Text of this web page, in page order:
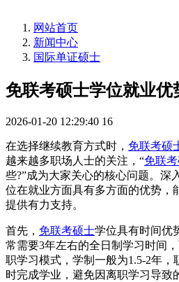
网站首页
新闻中心
国际单证硕士
免联考硕士学位就业优
2026-01-20 12:29:40 16
在选择继续教育方式时， 免联考硕
越来越多职场人士的关注，“免联
些?”成为大家关心的核心问题。深
位在就业方面具有多方面的优势，
提供有力支持。
首先， 免联考硕士学位具有时间优
常需要3年左右的全日制学习时间
职学习模式，学制一般为1.5-2年，
时完成学业，避免因离职学习导致